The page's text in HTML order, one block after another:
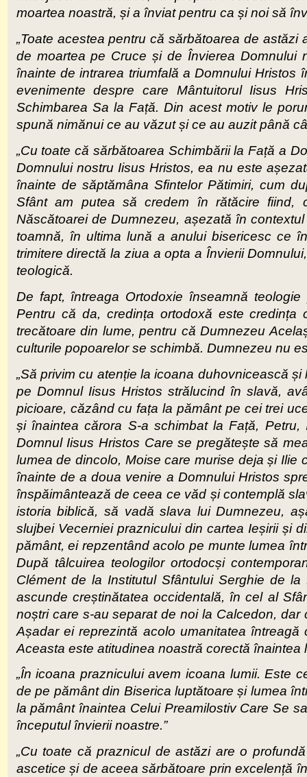
moartea noastră, și a înviat pentru ca și noi să
„Toate acestea pentru că sărbătoarea de
de moartea pe Cruce și de Învierea Domnului
înainte de intrarea triumfală a Domnului Hristos
evenimente despre care Mântuitorul Iisus
Schimbarea Sa la Față. Din acest motiv le
spună nimănui ce au văzut și ce au auzit până
„Cu toate că sărbătoarea Schimbării la Față a
Domnului nostru Iisus Hristos, ea nu este
înainte de săptămâna Sfintelor Pătimiri, cum
Sfânt am putea să credem în rătăcire fiind,
Născătoarei de Dumnezeu, așezată în
toamnă, în ultima lună a anului bisericesc ce
trimitere directă la ziua a opta a Învierii
teologică.
De fapt, întreaga Ortodoxie înseamnă
Pentru că da, credința ortodoxă este credința
trecătoare din lume, pentru că Dumnezeu
culturile popoarelor se schimbă. Dumnezeu nu
„Să privim cu atenție la icoana duhovnicească
pe Domnul Iisus Hristos strălucind în slavă,
picioare, căzând cu fața la pământ pe cei trei
și înaintea cărora S-a schimbat la Față,
Domnul Iisus Hristos Care se pregătește să
lumea de dincolo, Moise care murise deja și
înainte de a doua venire a Domnului Hristos
înspăimântează de ceea ce văd și contemplă
istoria biblică, să vadă slava lui Dumnezeu,
slujbei Vecerniei praznicului din cartea Ieșirii și
pământ, ei repzentând acolo pe munte lumea
După tâlcuirea teologilor ortodocși
Clément de la Institutul Sfântului Serghie de
ascunde creștinătatea occidentală, în cel al
noștri care s-au separat de noi la Calcedon,
Așadar ei reprezintă acolo umanitatea
Aceasta este atitudinea noastră corectă
„În icoana praznicului avem icoana lumii. Este
de pe pământ din Biserica luptătoare și lumea
la pământ înaintea Celui Preamilostiv Care Se
începutul învierii noastre.”
„Cu toate că praznicul de astăzi are o
ascetice și de aceea sărbătoare prin excelență